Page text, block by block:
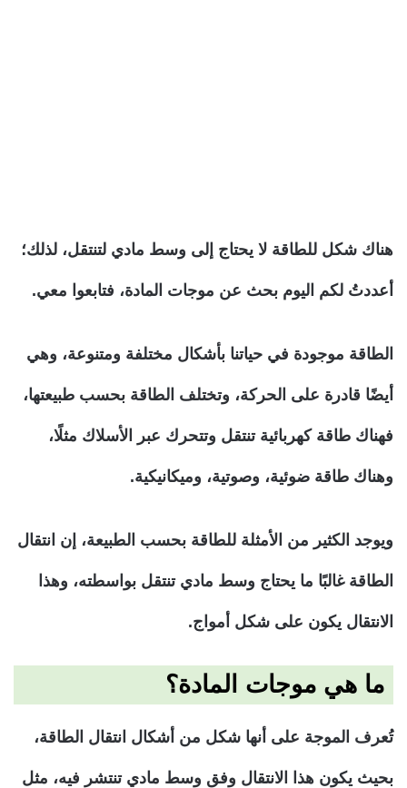
هناك شكل للطاقة لا يحتاج إلى وسط مادي لتنتقل، لذلك؛
أعددتُ لكم اليوم بحث عن موجات المادة، فتابعوا معي.
الطاقة موجودة في حياتنا بأشكال مختلفة ومتنوعة، وهي
أيضًا قادرة على الحركة، وتختلف الطاقة بحسب طبيعتها،
فهناك طاقة كهربائية تنتقل وتتحرك عبر الأسلاك مثلًا،
وهناك طاقة ضوئية، وصوتية، وميكانيكية.
ويوجد الكثير من الأمثلة للطاقة بحسب الطبيعة، إن انتقال
الطاقة غالبًا ما يحتاج وسط مادي تنتقل بواسطته، وهذا
الانتقال يكون على شكل أمواج.
ما هي موجات المادة؟
تُعرف الموجة على أنها شكل من أشكال انتقال الطاقة،
بحيث يكون هذا الانتقال وفق وسط مادي تنتشر فيه، مثل